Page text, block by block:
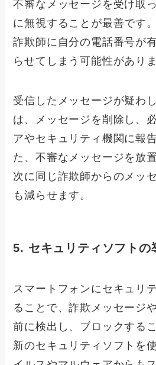
不審なメッセージを受け取
に無視することが最善です
詐欺師に自分の電話番号が
らせてしまう可能性がありま
受信したメッセージが疑わ
は、メッセージを削除し、
アやセキュリティ機関に報
た、不審なメッセージを放
次に同じ詐欺師からのメッ
も減らせます。
5. セキュリティソフトの
スマートフォンにセキュリ
ることで、詐欺メッセージ
前に検出し、ブロックする
新のセキュリティソフトを